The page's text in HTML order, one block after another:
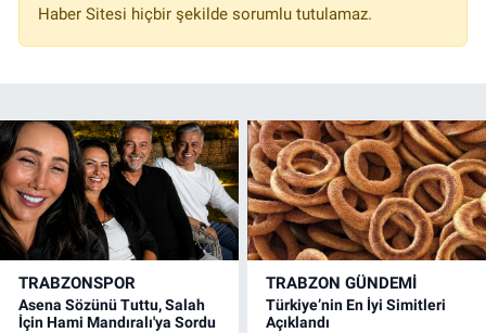
Haber Sitesi hiçbir şekilde sorumlu tutulamaz.
TRABZONSPOR
Asena Sözünü Tuttu, Salah
İçin Hami Mandıralı'ya Sordu
TRABZON GÜNDEMİ
Türkiye’nin En İyi Simitleri
Açıklandı